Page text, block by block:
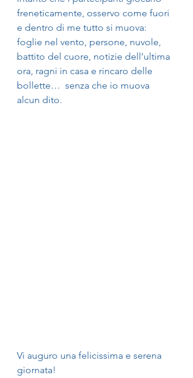
freneticamente, osservo come fuori
e dentro di me tutto si muova:
foglie nel vento, persone, nuvole,
battito del cuore, notizie dell’ultima
ora, ragni in casa e rincaro delle
bollette…  senza che io muova
alcun dito.
Vi auguro una felicissima e serena
giornata!